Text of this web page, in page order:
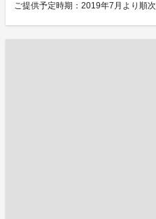
ご提供予定時期：2019年7月より順次